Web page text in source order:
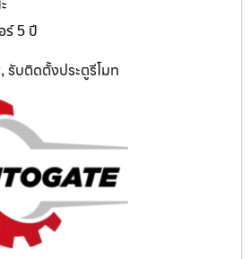
ร์ 5 ปี
, รับติดตั้งประตูรีโมท